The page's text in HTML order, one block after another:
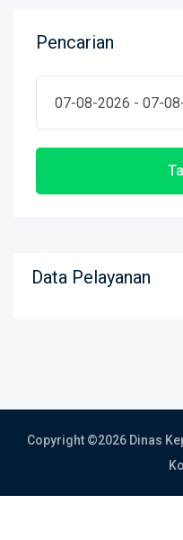
Pencarian
Data Pelayanan
Copyright ©2026 Dinas